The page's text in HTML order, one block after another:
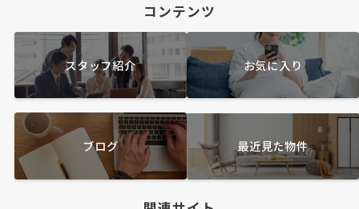
コンテンツ
スタッフ紹介 お気に入り
ブログ 最近見た物件